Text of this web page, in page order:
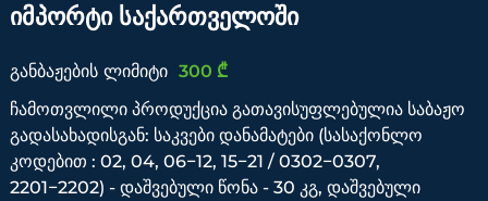
იმპორტი საქართველოში
განბაჟების ლიმიტი 300 ₾
ჩამოთვლილი პროდუქცია გათავისუფლებულია საბაჟო
გადასახადისგან: საკვები დანამატები (სასაქონლო
კოდებით : 02, 04, 06−12, 15−21 / 0302−0307,
2201−2202) - დაშვებული წონა - 30 კგ, დაშვებული